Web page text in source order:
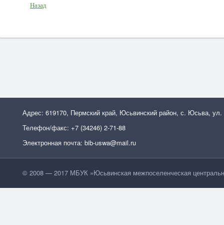
Назад
Адрес: 619170, Пермский край, Юсьвинский район, с. Юсьва, ул.
Телефон/факс: +7 (34246) 2-71-88
Электронная почта: bib-uswa@mail.ru
© 2008 — 2017 МБУК »Юсьвинская межпоселенческая